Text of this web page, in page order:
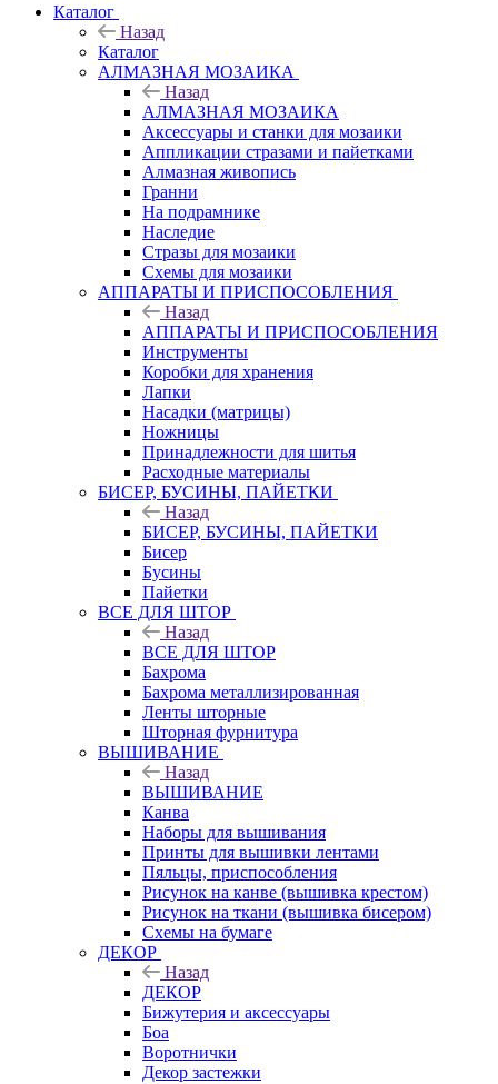
Каталог
Назад
Каталог
АЛМАЗНАЯ МОЗАИКА
Назад
АЛМАЗНАЯ МОЗАИКА
Аксессуары и станки для мозаики
Аппликации стразами и пайетками
Алмазная живопись
Гранни
На подрамнике
Наследие
Стразы для мозаики
Схемы для мозаики
АППАРАТЫ И ПРИСПОСОБЛЕНИЯ
Назад
АППАРАТЫ И ПРИСПОСОБЛЕНИЯ
Инструменты
Коробки для хранения
Лапки
Насадки (матрицы)
Ножницы
Принадлежности для шитья
Расходные материалы
БИСЕР, БУСИНЫ, ПАЙЕТКИ
Назад
БИСЕР, БУСИНЫ, ПАЙЕТКИ
Бисер
Бусины
Пайетки
ВСЕ ДЛЯ ШТОР
Назад
ВСЕ ДЛЯ ШТОР
Бахрома
Бахрома металлизированная
Ленты шторные
Шторная фурнитура
ВЫШИВАНИЕ
Назад
ВЫШИВАНИЕ
Канва
Наборы для вышивания
Принты для вышивки лентами
Пяльцы, приспособления
Рисунок на канве (вышивка крестом)
Рисунок на ткани (вышивка бисером)
Схемы на бумаге
ДЕКОР
Назад
ДЕКОР
Бижутерия и аксессуары
Боа
Воротнички
Декор застежки